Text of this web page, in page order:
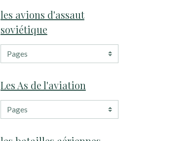
les avions d'assaut
soviétique
Les As de l'aviation